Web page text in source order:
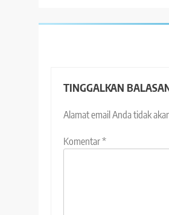
TINGGALKAN
Alamat email Anda tidak
Komentar*